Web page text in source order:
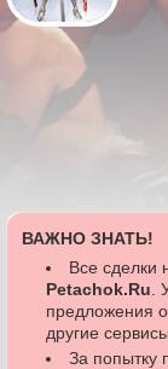
ВАЖНО ЗНАТЬ!
Все
Petachok.Ru .
предложения
другие
За попытку